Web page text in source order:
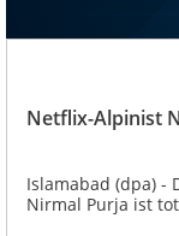
Netflix-Alpinist
Islamabad (dpa) -
Nirmal Purja ist